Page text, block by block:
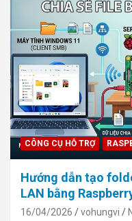
CÔNG CỤ HỖ TRỢ
Hướng dẫn tạo
LAN bằng
16/04/2026 vohungvi